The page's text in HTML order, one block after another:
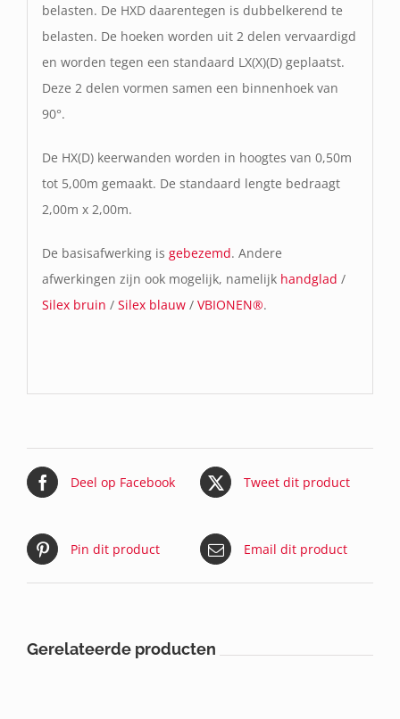
belasten. De HXD daarentegen is dubbelkerend te
belasten. De hoeken worden uit 2 delen vervaardigd
en worden tegen een standaard LX(X)(D) geplaatst.
Deze 2 delen vormen samen een binnenhoek van
90°.
De HX(D) keerwanden worden in hoogtes van 0,50m
tot 5,00m gemaakt. De standaard lengte bedraagt
2,00m x 2,00m.
De basisafwerking is gebezemd. Andere
afwerkingen zijn ook mogelijk, namelijk handglad /
Silex bruin / Silex blauw/ VBIONEN®.
Deel op Facebook Tweet dit product
Pin dit product Email dit product
Gerelateerde producten